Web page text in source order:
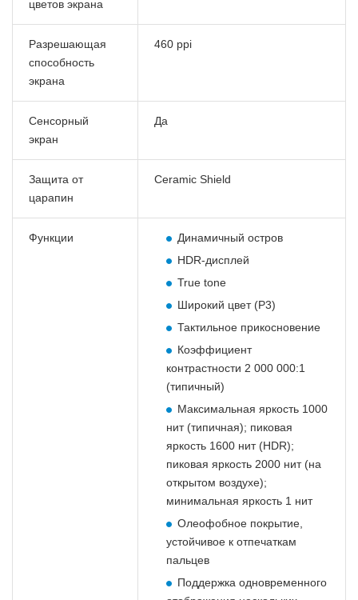
цветов экрана
Разрешающая
способность
экрана
460 ppi
Сенсорный
экран
Да
Защита от
царапин
Ceramic Shield
Функции
Динамичный остров
HDR-дисплей
True tone
Широкий цвет (P3)
Тактильное прикосновение
Коэффициент
контрастности 2 000 000:1
(типичный)
Максимальная яркость 1000
нит (типичная); пиковая
яркость 1600 нит (HDR);
пиковая яркость 2000 нит (на
открытом воздухе);
минимальная яркость 1 нит
Олеофобное покрытие,
устойчивое к отпечаткам
пальцев
Поддержка одновременного